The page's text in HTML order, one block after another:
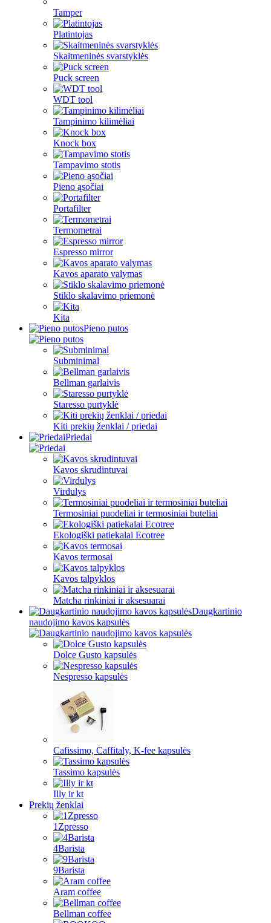
Tamper
Platintojas
Skaitmeninės svarstyklės
Puck screen
WDT tool
Tampinimo kilimėliai
Knock box
Tampavimo stotis
Pieno ąsočiai
Portafilter
Termometrai
Espresso mirror
Kavos aparato valymas
Stiklo skalavimo priemonė
Kita
Pieno putos
Subminimal
Bellman garlaivis
Staresso purtyklė
Kiti prekių ženklai / priedai
Priedai
Kavos skrudintuvai
Virdulys
Termosiniai puodeliai ir termosiniai buteliai
Ekologiški patiekalai Ecotree
Kavos termosai
Kavos talpyklos
Matcha rinkiniai ir aksesuarai
Daugkartinio
naudojimo kavos kapsulės
Dolce Gusto kapsulės
Nespresso kapsulės
Cafissimo, Caffitaly, K-fee kapsulės
Tassimo kapsulės
Illy ir kt
Prekių ženklai
1Zpresso
4Barista
9Barista
Aram coffee
Bellman coffee